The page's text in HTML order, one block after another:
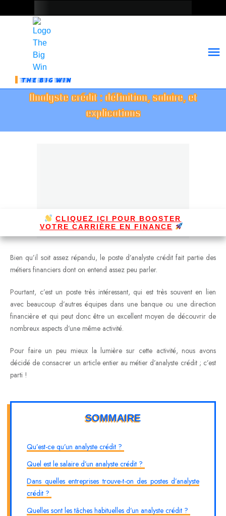
THE BIG WIN
Analyste crédit : définition, salaire, et
explications
CLIQUEZ ICI POUR BOOSTER
VOTRE CARRIÈRE EN FINANCE
Bien qu’il soit assez répandu, le poste d’analyste crédit fait partie des
métiers financiers dont on entend assez peu parler.
Pourtant, c’est un poste très intéressant, qui est très souvent en lien
avec beaucoup d’autres équipes dans une banque ou une direction
financière et qui peut donc être un excellent moyen de découvrir de
nombreux aspects d’une même activité.
Pour faire un peu mieux la lumière sur cette activité, nous avons
décidé de consacrer un article entier au métier d’analyste crédit ; c’est
parti !
SOMMAIRE
Qu’est-ce qu’un analyste crédit ?
Quel est le salaire d’un analyste crédit ?
Dans quelles entreprises trouve-t-on des postes d’analyste
crédit ?
Quelles sont les tâches habituelles d’un analyste crédit ?